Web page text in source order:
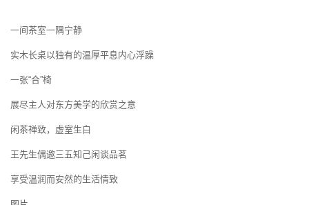
一间茶室一隅宁静
实木长桌以独有的温厚平息内心浮躁
一张“合”椅
展尽主人对东方美学的欣赏之意
闲茶禅致，虚室生白
王先生偶邀三五知己闲谈品茗
享受温润而安然的生活情致